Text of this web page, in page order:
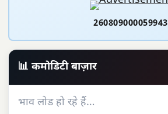
260809000059943
📊 कमोडिटी बाज़ार
भाव लोड हो रहे हैं…